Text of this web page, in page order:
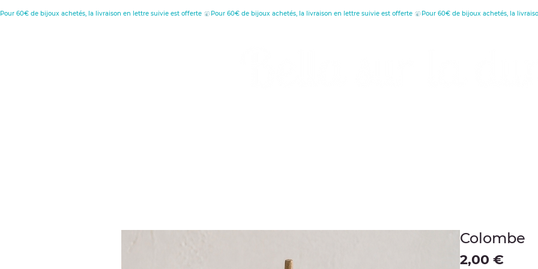
Pour 60€ de bijoux achetés, la livraison en lettre suivie est offerte
Colombe
2,00 €Preis